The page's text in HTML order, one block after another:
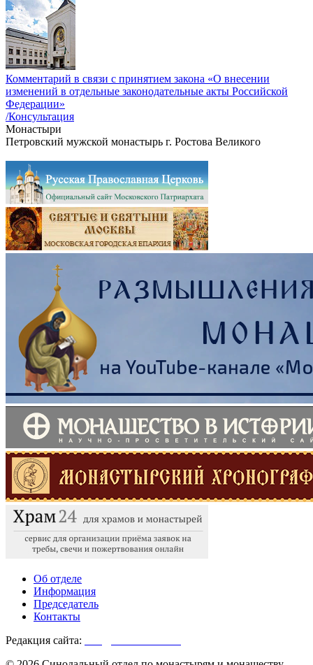
Комментарий в связи с принятием закона «О внесении
изменений в отдельные законодательные акты Российской
Федерации»
/Консультация
Монастыри
Петровский мужской монастырь г. Ростова Великого
Об отделе
Информация
Председатель
Контакты
Редакция сайта: